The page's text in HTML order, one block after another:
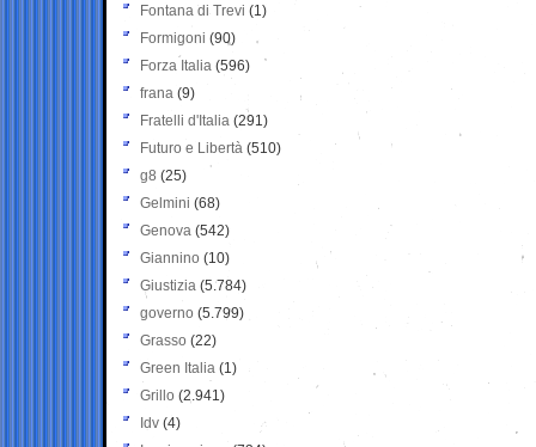
Fontana di Trevi (1)
Formigoni (90)
Forza Italia (596)
frana (9)
Fratelli d'Italia (291)
Futuro e Libertà (510)
g8 (25)
Gelmini (68)
Genova (542)
Giannino (10)
Giustizia (5.784)
governo (5.799)
Grasso (22)
Green Italia (1)
Grillo (2.941)
Idv (4)